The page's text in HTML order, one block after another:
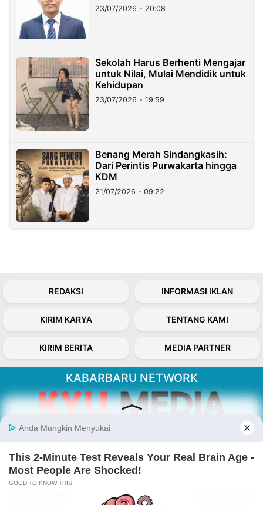
23/07/2026 - 20:08
Sekolah Harus Berhenti Mengajar
untuk Nilai, Mulai Mendidik untuk
Kehidupan
23/07/2026 - 19:59
Benang Merah Sindangkasih:
Dari Perintis Purwakarta hingga
KDM
21/07/2026 - 09:22
REDAKSI INFORMASI IKLAN
KIRIM KARYA TENTANG KAMI
KIRIM BERITA MEDIA PARTNER
KABARBARU NETWORK
Kabarbaru.co menyajikan berita aktual dan